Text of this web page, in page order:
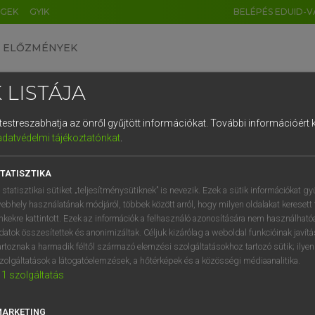
GYIK BELÉPÉS EDUID-
ELŐZMÉNYEK
szótár
VAN ELŐFIZETÉSED?
megtekintéséhez.
LISTÁJA
az önről gyűjtött információkat. További információért
tájékoztatónkat.
statisztikai sütiket „teljesítménysütiknek” is nevezik. Ezek a sütik információkat
használatának módjáról, többek között arról, hogy milyen oldalakat keresett
kattintott. Ezek az információk a felhasználó azonosítására nem
összesítettek és anonimizáltak. Céljuk kizárólag a weboldal funkcióinak
a harmadik féltől származó elemzési szolgáltatásokhoz tartozó sütik;
a látogatóelemzések, a hőtérképek és a közösségi médiaanalitika.
1 szolgáltatás
DE CN FR ES IT NL
1 2 3 4 5 6 7 8 9
q w e r t z u i
a s d f g h j k l é
í y x c v b n m , .